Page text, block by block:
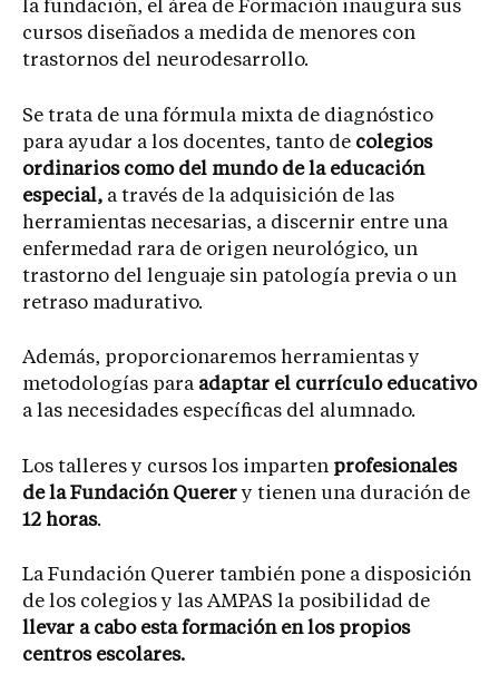
la fundación, el área de Formación inaugura sus
cursos diseñados a medida de menores con
trastornos del neurodesarrollo.
Se trata de una fórmula mixta de diagnóstico
para ayudar a los docentes, tanto de colegios
ordinarios como del mundo de la educación
especial, a través de la adquisición de las
herramientas necesarias, a discernir entre una
enfermedad rara de origen neurológico, un
trastorno del lenguaje sin patología previa o un
retraso madurativo.
Además, proporcionaremos herramientas y
metodologías para adaptar el currículo educativo
a las necesidades específicas del alumnado.
Los talleres y cursos los imparten profesionales
de la Fundación Querery tienen una duración de
12 horas.
La Fundación Querer también pone a disposición
de los colegios y las AMPAS la posibilidad de
llevar a cabo esta formación en los propios
centros escolares.